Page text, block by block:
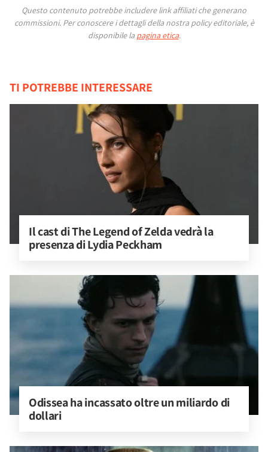
Questo contenuto potrebbe includere link affiliati che generano
commissioni. Per conoscere i dettagli della nostra policy editoriale, è
disponibile la pagina etica.
TI POTREBBE INTERESSARE
Il cast di The Legend of Zelda vedrà la
presenza di Lydia Peckham
Odissea ha incassato oltre un miliardo di
dollari